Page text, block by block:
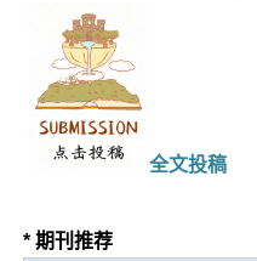
全文投稿
* 期刊推荐